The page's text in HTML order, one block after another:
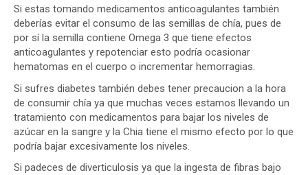
Si estas tomando medicamentos anticoagulantes también
deberías evitar el consumo de las semillas de chía, pues de
por sí la semilla contiene Omega 3 que tiene efectos
anticoagulantes y repotenciar esto podría ocasionar
hematomas en el cuerpo o incrementar hemorragias.
Si sufres diabetes también debes tener precaucion a la hora
de consumir chía ya que muchas veces estamos llevando un
tratamiento con medicamentos para bajar los niveles de
azúcar en la sangre y la Chia tiene el mismo efecto por lo que
podría bajar excesivamente los niveles.
Si padeces de diverticulosis ya que la ingesta de fibras bajo